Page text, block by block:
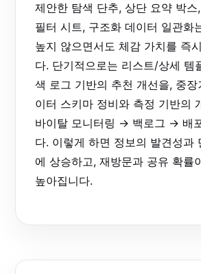
제안한 탐색 단추, 상단 요약 박스
필터 시트, 구조화 데이터 일관화
높지 않으면서도 체감 가치를 즉
다. 단기적으로는 리스트/상세 템
색 로그 기반의 추천 개선을, 중장
이터 스키마 정비와 측정 기반의
바이탈 모니터링 → 백로그 → 배
다. 이렇게 하면 정보의 발견성과
에 상승하고, 재방문과 공유 확률
높아집니다.